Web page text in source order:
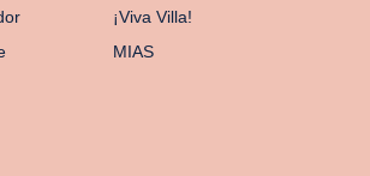
¡Viva Villa!
MIAS